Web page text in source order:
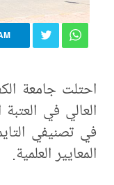
احتلت جامعة
العالي في
المعايير العلمية.